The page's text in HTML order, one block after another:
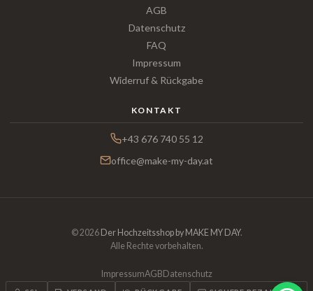
AGB
Datenschutz
FAQ
Impressum
Widerruf & Rückgabe
KONTAKT
+43 676 740 55 12
office@make-my-day.at
© 2026 Der Hochzeitsshop by MAKE MY DAY.
Alle Rechte vorbehalten.
ImpressumAGB Datenschutz